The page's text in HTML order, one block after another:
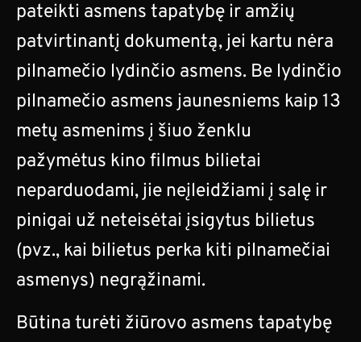
pateikti asmens tapatybę ir amžių
patvirtinantį dokumentą, jei kartu nėra
pilnamečio lydinčio asmens. Be lydinčio
pilnamečio asmens jaunesniems kaip 13
metų asmenims į šiuo ženklu
pažymėtus kino filmus bilietai
neparduodami, jie neįleidžiami į salę ir
pinigai už neteisėtai įsigytus bilietus
(pvz., kai bilietus perka kiti pilnamečiai
asmenys) negrąžinami.
Būtina turėti žiūrovo asmens tapatybę